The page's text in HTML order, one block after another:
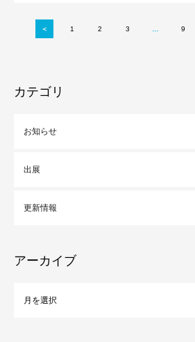
＜ 1 2 3 9
カテゴリ
お知らせ
出展
更新情報
アーカイブ